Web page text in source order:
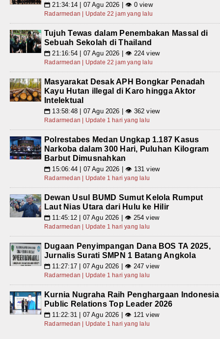
📅 21:34:14 | 07 Agu 2026 | 👁 0 view
Radarmedan | Update 22 jam yang lalu
Tujuh Tewas dalam Penembakan Massal di
Sebuah Sekolah di Thailand
📅 21:16:54 | 07 Agu 2026 | 👁 224 view
Radarmedan | Update 22 jam yang lalu
Masyarakat Desak APH Bongkar Penadah
Kayu Hutan illegal di Karo hingga Aktor
Intelektual
📅 13:58:48 | 07 Agu 2026 | 👁 362 view
Radarmedan | Update 1 hari yang lalu
Polrestabes Medan Ungkap 1.187 Kasus
Narkoba dalam 300 Hari, Puluhan Kilogram
Barbut Dimusnahkan
📅 15:06:44 | 07 Agu 2026 | 👁 131 view
Radarmedan | Update 1 hari yang lalu
Dewan Usul BUMD Sumut Kelola Rumput
Laut Nias Utara dari Hulu ke Hilir
📅 11:45:12 | 07 Agu 2026 | 👁 254 view
Radarmedan | Update 1 hari yang lalu
Dugaan Penyimpangan Dana BOS TA 2025,
Jurnalis Surati SMPN 1 Batang Angkola
📅 11:27:17 | 07 Agu 2026 | 👁 247 view
Radarmedan | Update 1 hari yang lalu
Kurnia Nugraha Raih Penghargaan Indonesia
Public Relations Top Leader 2026
📅 11:22:31 | 07 Agu 2026 | 👁 121 view
Radarmedan | Update 1 hari yang lalu